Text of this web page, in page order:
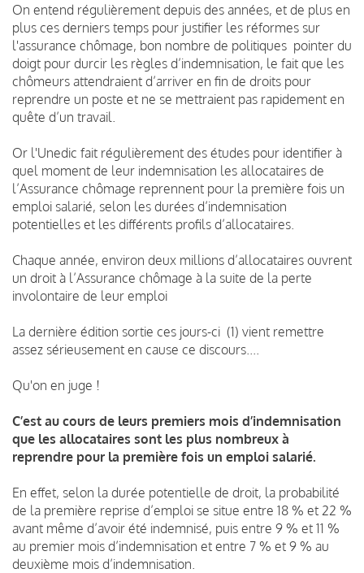
On entend régulièrement depuis des années, et de plus en
plus ces derniers temps pour justifier les réformes sur
l'assurance chômage, bon nombre de politiques pointer du
doigt pour durcir les règles d’indemnisation, le fait que les
chômeurs attendraient d’arriver en fin de droits pour
reprendre un poste et ne se mettraient pas rapidement en
quête d’un travail.
Or l'Unedic fait régulièrement des études pour identifier à
quel moment de leur indemnisation les allocataires de
l’Assurance chômage reprennent pour la première fois un
emploi salarié, selon les durées d’indemnisation
potentielles et les différents profils d’allocataires.
Chaque année, environ deux millions d’allocataires ouvrent
un droit à l’Assurance chômage à la suite de la perte
involontaire de leur emploi
La dernière édition sortie ces jours-ci (1) vient remettre
assez sérieusement en cause ce discours....
Qu'on en juge !
C’est au cours de leurs premiers mois d’indemnisation
que les allocataires sont les plus nombreux à
reprendre pour la première fois un emploi salarié.
En effet, selon la durée potentielle de droit, la probabilité
de la première reprise d’emploi se situe entre 18 % et 22 %
avant même d’avoir été indemnisé, puis entre 9 % et 11 %
au premier mois d’indemnisation et entre 7 % et 9 % au
deuxième mois d’indemnisation.